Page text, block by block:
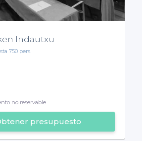
Indautxu
750 pers.
no reservable
presupuesto